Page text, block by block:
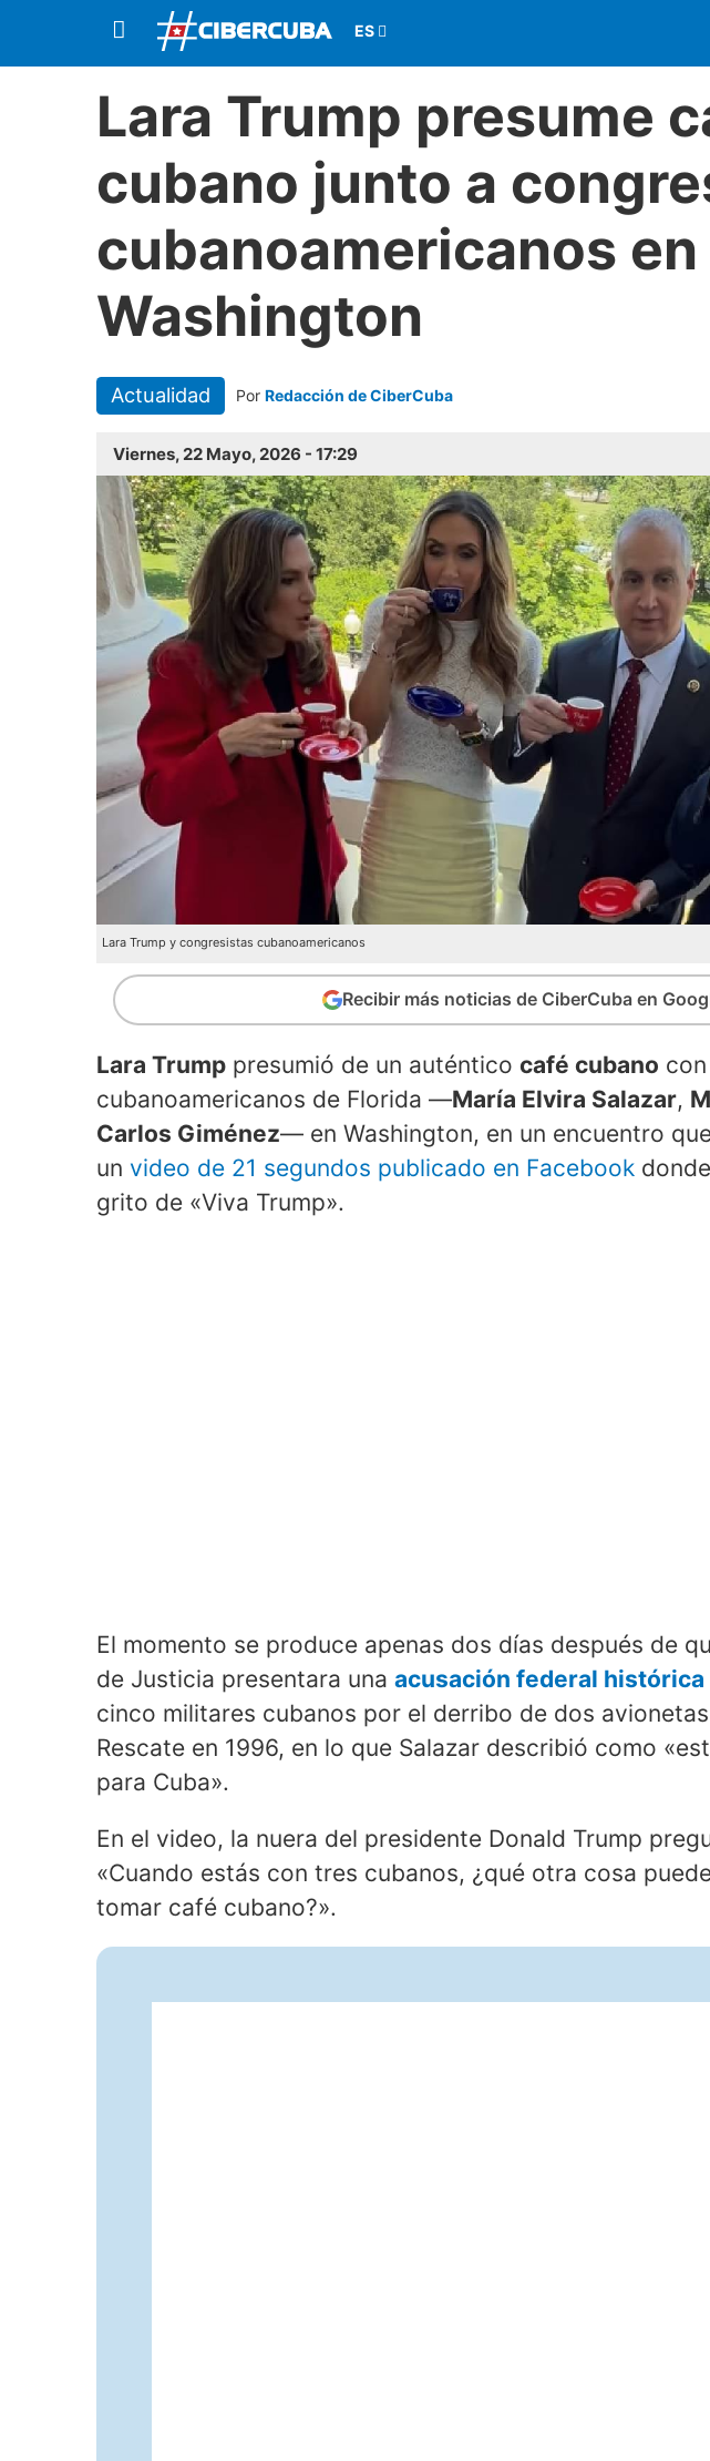
Lara Trump presume
cubano junto a
cubanoamericanos en
Washington
Actualidad Por Redacción de CiberCuba
Viernes, 22 Mayo, 2026 - 17:29
Lara Trump y congresistas cubanoamericanos
Recibir más noticias de CiberCuba en
Lara Trump presumió de un auténtico café cubano
cubanoamericanos de Florida —María Elvira Salazar,
Carlos Giménez— en Washington, en un encuentro
un video de 21 segundos publicado en Facebook
grito de «Viva Trump».
El momento se produce apenas dos días después de
de Justicia presentara una acusación federal histórica
cinco militares cubanos por el derribo de dos
Rescate en 1996, en lo que Salazar describió como
para Cuba».
En el video, la nuera del presidente Donald Trump
«Cuando estás con tres cubanos, ¿qué otra cosa
tomar café cubano?».